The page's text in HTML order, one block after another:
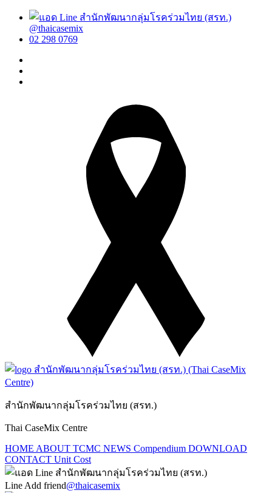
@thaicasemix
02 298 0769
สำนักพัฒนากลุ่มโรคร่วมไทย (สรท.)
Thai CaseMix Centre
HOME ABOUT TCMC NEWS Compendium DOWNLOAD
CONTACT Unit Cost
Line Add friend@thaicasemix